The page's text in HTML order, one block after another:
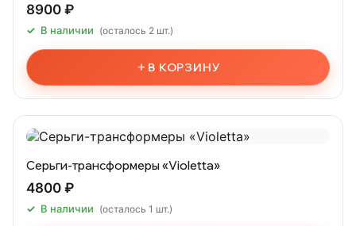
8900 ₽
В наличии (осталось 2 шт.)
+ В КОРЗИНУ
Серьги-трансформеры «Violetta»
4800 ₽
В наличии (осталось 1 шт.)